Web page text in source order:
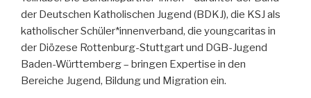
der Deutschen Katholischen Jugend (BDKJ), die KSJ als
katholischer Schüler*innenverband, die youngcaritas in
der Diözese Rottenburg-Stuttgart und DGB-Jugend
Baden-Württemberg – bringen Expertise in den
Bereiche Jugend, Bildung und Migration ein.